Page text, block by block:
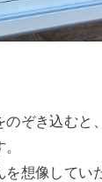
ぞき込む
想像してい